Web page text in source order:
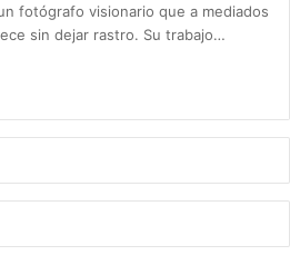
fotógrafo visionario que a mediados
sin dejar rastro. Su trabajo…